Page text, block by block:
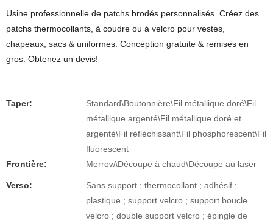
Usine professionnelle de patchs brodés personnalisés. Créez des
patchs thermocollants, à coudre ou à velcro pour vestes,
chapeaux, sacs & uniformes. Conception gratuite & remises en
gros. Obtenez un devis!
Taper:
Standard\Boutonnière\Fil métallique doré\Fil
métallique argenté\Fil métallique doré et
argenté\Fil réfléchissant\Fil phosphorescent\Fil
fluorescent
Frontière:
Merrow\Découpe à chaud\Découpe au laser
Verso:
Sans support ; thermocollant ; adhésif ;
plastique ; support velcro ; support boucle
velcro ; double support velcro ; épingle de